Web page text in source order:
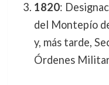
1820:
del Montepío
y, más tarde,
Órdenes